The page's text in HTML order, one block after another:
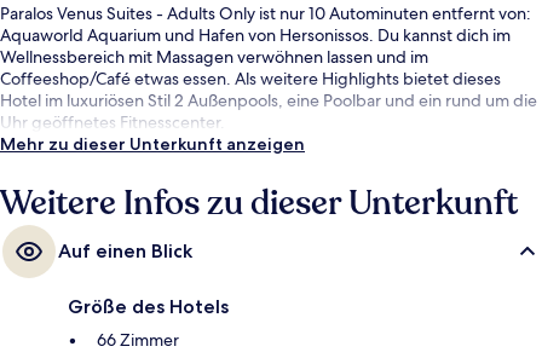
Paralos Venus Suites - Adults Only ist nur 10 Autominuten entfernt von:
Aquaworld Aquarium und Hafen von Hersonissos. Du kannst dich im
Wellnessbereich mit Massagen verwöhnen lassen und im
Coffeeshop/Café etwas essen. Als weitere Highlights bietet dieses
Hotel im luxuriösen Stil 2 Außenpools, eine Poolbar und ein rund um die
Uhr geöffnetes Fitnesscenter.
Mehr zu dieser Unterkunft anzeigen
Weitere Infos zu dieser Unterkunft
Auf einen Blick
Größe des Hotels
66 Zimmer